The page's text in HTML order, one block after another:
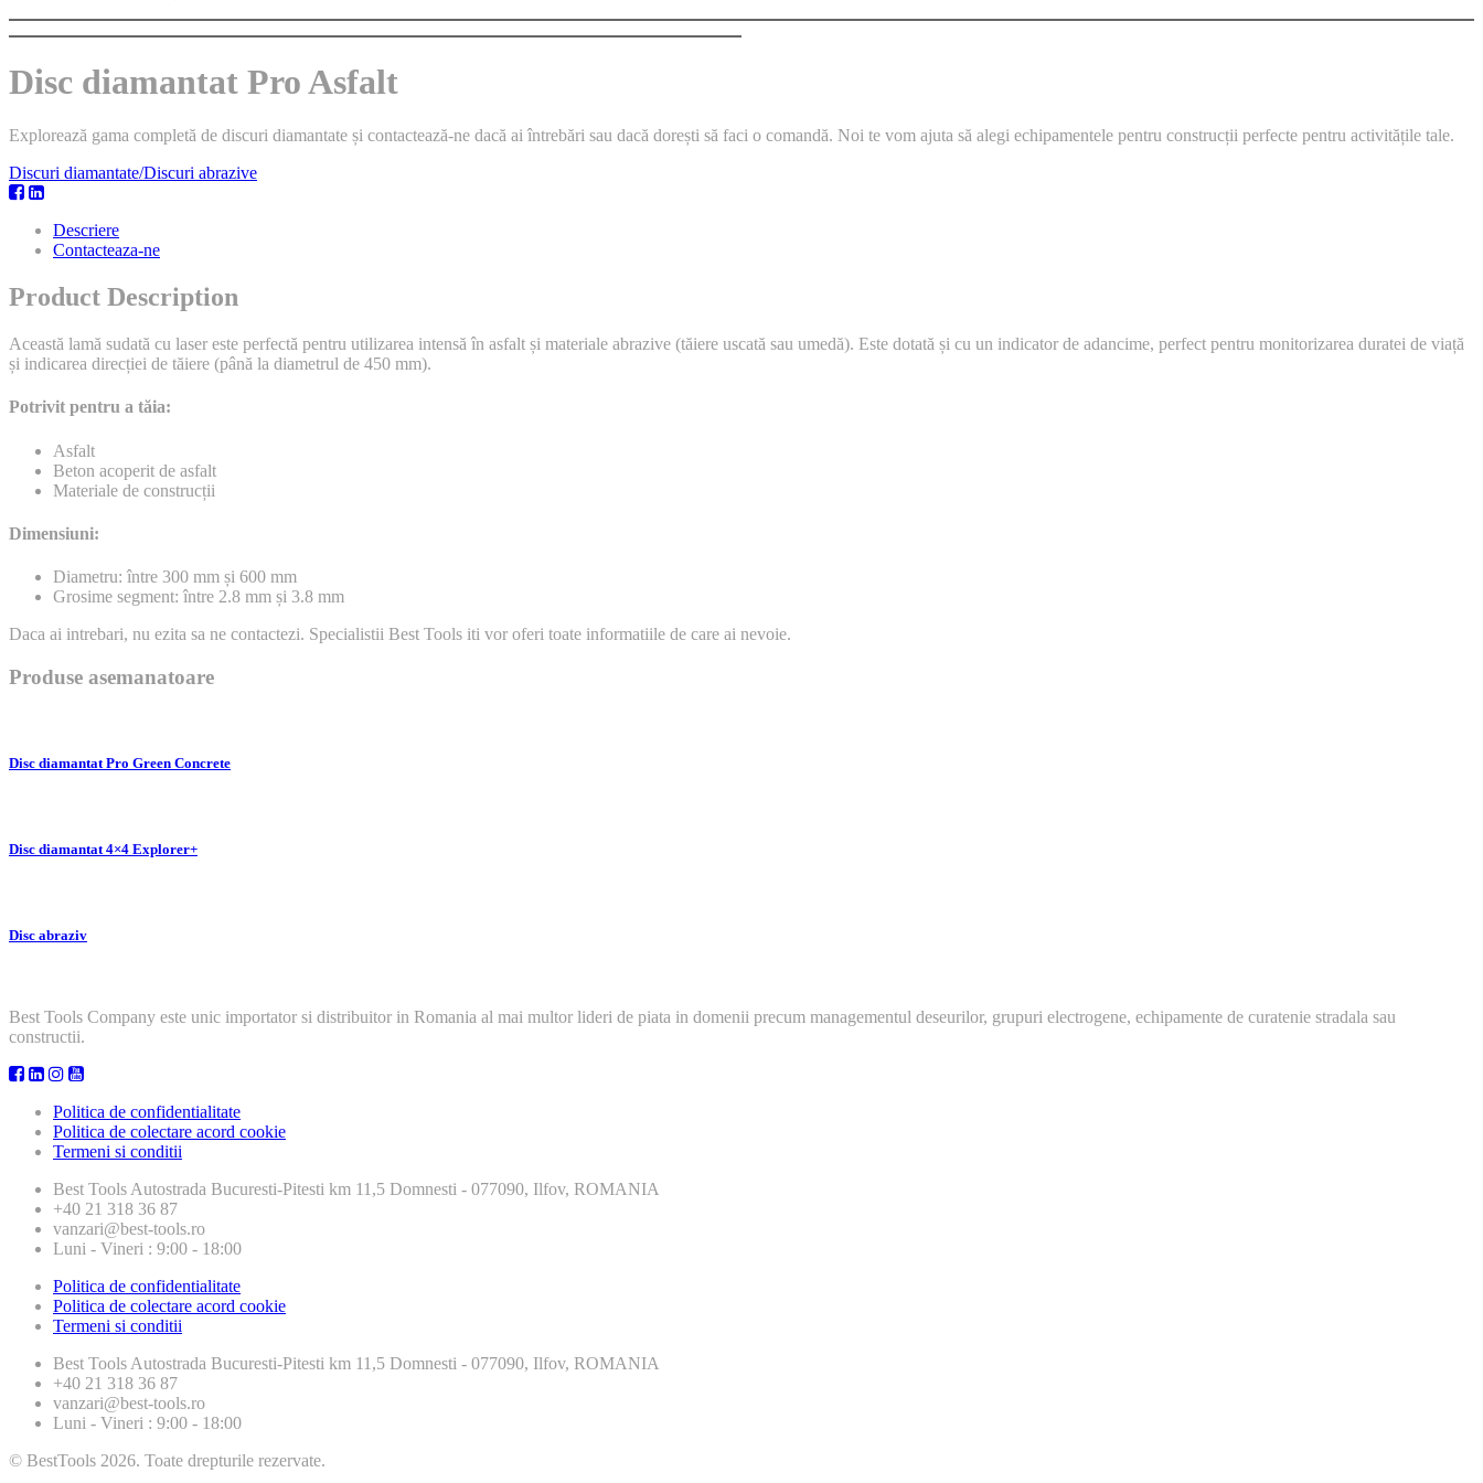
Disc diamantat Pro Asfalt
Explorează gama completă de discuri diamantate și contactează-ne dacă ai întrebări sau dacă dorești să faci o comandă. Noi te vom ajuta să alegi echipamentele pentru construcții perfecte pentru activitățile tale.
Discuri diamantate/Discuri abrazive
Descriere
Contacteaza-ne
Product Description
Această lamă sudată cu laser este perfectă pentru utilizarea intensă în asfalt și materiale abrazive (tăiere uscată sau umedă). Este dotată și cu un indicator de adancime, perfect pentru monitorizarea duratei de viață
și indicarea direcției de tăiere (până la diametrul de 450 mm).
Potrivit pentru a tăia:
Asfalt
Beton acoperit de asfalt
Materiale de construcții
Dimensiuni:
Diametru: între 300 mm și 600 mm
Grosime segment: între 2.8 mm și 3.8 mm
Daca ai intrebari, nu ezita sa ne contactezi. Specialistii Best Tools iti vor oferi toate informatiile de care ai nevoie.
Produse asemanatoare
Disc diamantat Pro Green Concrete
Disc diamantat 4×4 Explorer+
Disc abraziv
Best Tools Company este unic importator si distribuitor in Romania al mai multor lideri de piata in domenii precum managementul deseurilor, grupuri electrogene, echipamente de curatenie stradala sau
constructii.
Politica de confidentialitate
Politica de colectare acord cookie
Termeni si conditii
Best Tools Autostrada Bucuresti-Pitesti km 11,5 Domnesti - 077090, Ilfov, ROMANIA
+40 21 318 36 87
vanzari@best-tools.ro
Luni - Vineri : 9:00 - 18:00
Politica de confidentialitate
Politica de colectare acord cookie
Termeni si conditii
Best Tools Autostrada Bucuresti-Pitesti km 11,5 Domnesti - 077090, Ilfov, ROMANIA
+40 21 318 36 87
vanzari@best-tools.ro
Luni - Vineri : 9:00 - 18:00
© BestTools 2026. Toate drepturile rezervate.